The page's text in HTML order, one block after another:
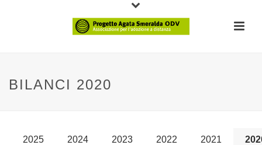
BILANCI 2020
2025 2024 2023 2022 2021